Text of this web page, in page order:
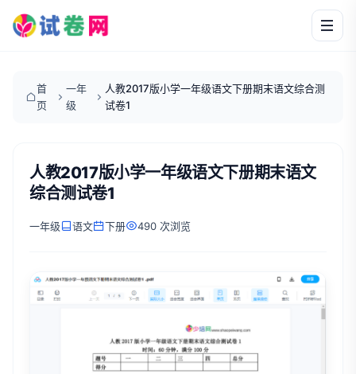
首
页
一年
级
人教2017版小学一年级语文下册期末语文综合测
试卷1
人教2017版小学一年级语文下册期末语文
综合测试卷1
一年级 语文 下册 490 次浏览